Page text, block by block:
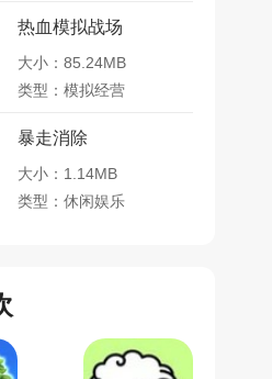
热血模拟战场
大小：85.24MB
类型：模拟经营
暴走消除
大小：1.14MB
类型：休闲娱乐